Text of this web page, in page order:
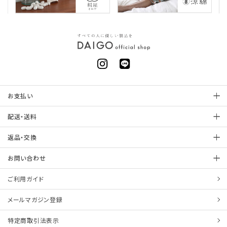
お支払い
配送・送料
返品・交換
お問い合わせ
ご利用ガイド
メールマガジン登録
特定商取引法表示